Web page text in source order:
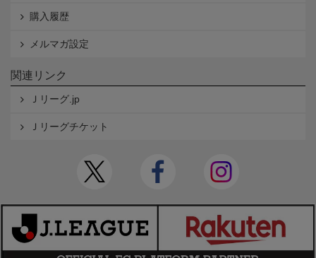
購入履歴
メルマガ設定
関連リンク
Ｊリーグ.jp
Ｊリーグチケット